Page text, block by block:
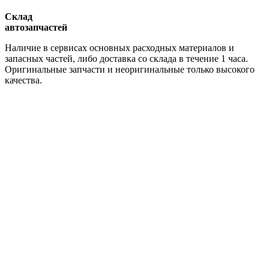
Склад
автозапчастей
Наличие в сервисах основных расходных материалов и
запасных частей, либо доставка со склада в течение 1 часа.
Оригинальные запчасти и неоригинальные только высокого
качества.